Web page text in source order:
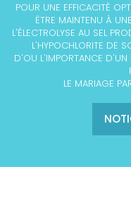
POUR UNE EFFICACITÉ
ÊTRE MAINTENU À
L'ÉLECTROLYSE AU SEL
L'HYPOCHLORITE DE
D'OU L'IMPORTANCE D'UN
LE MARIAGE